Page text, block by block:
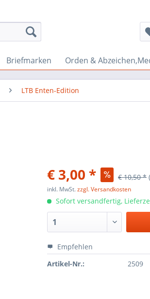
Briefmarken Orden &
LTB Enten-Edition
€ 3,00 * € 10,50 *
inkl. MwSt.zzgl. Versandkosten
Sofort versandfertig,
Empfehlen
Artikel-Nr.:
2509